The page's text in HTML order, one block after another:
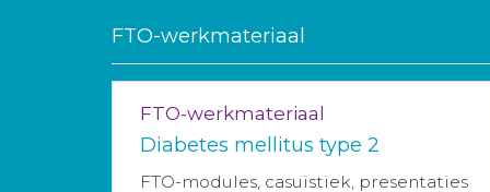
FTO-werkmateriaal
FTO-werkmateriaal
Diabetes mellitus type 2
FTO-modules, casuïstiek, presentaties